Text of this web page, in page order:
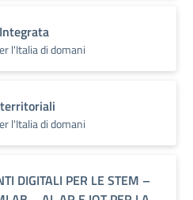
l'Italia di domani
l'Italia di domani
DIGITALI PER LE STEM –